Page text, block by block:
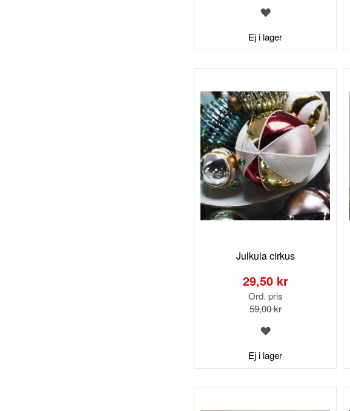
Ej i lager
LÄGG
I
ÖNSKELISTA
Julkula cirkus
29,50 kr
Ord. pris
59,00 kr
Ej i lager
LÄGG
I
ÖNSKELISTA